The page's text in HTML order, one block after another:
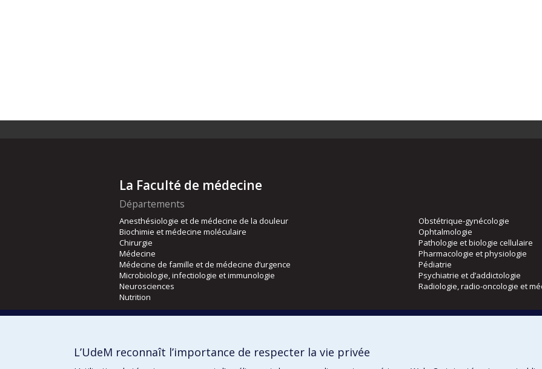
La Faculté de médecine
Départements
Anesthésiologie et de médecine de la douleur
Biochimie et médecine moléculaire
Chirurgie
Médecine
Médecine de famille et de médecine d’urgence
Microbiologie, infectiologie et immunologie
Neurosciences
Nutrition
Obstétrique-gynécologie
Ophtalmologie
Pathologie et biologie cellulaire
Pharmacologie et physiologie
Pédiatrie
Psychiatrie et d’addictologie
Radiologie, radio-oncologie et
Orthophonie et audiologie
L’UdeM reconnaît l’importance de respecter la vie privée